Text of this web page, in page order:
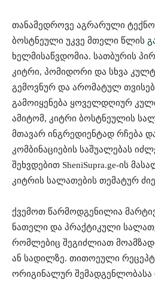
თანამედროვე აგრარული
ბოსტნეული უკვე მთელი წლის
ხელმისაწვდომია. სათბურის
კიტრი, პომიდორი და სხვა
გემოვნურ და არომატულ
გამოიყენება ყოველდღიურ
ამიტომ, კიტრი ბოსტნეულის
მთავარ ინგრედიენტად რჩება
კომბინაციების საშუალებას
შეხვდებით SheniSupra.ge-ის
კიტრის სალათების თემატურ
ქვემოთ წარმოდგენილია
ნათელი და პრაქტიკული
რომლებიც შეგიძლიათ
ან სადილზე. თითოეული
ორიგინალურ შემადგენლობასა